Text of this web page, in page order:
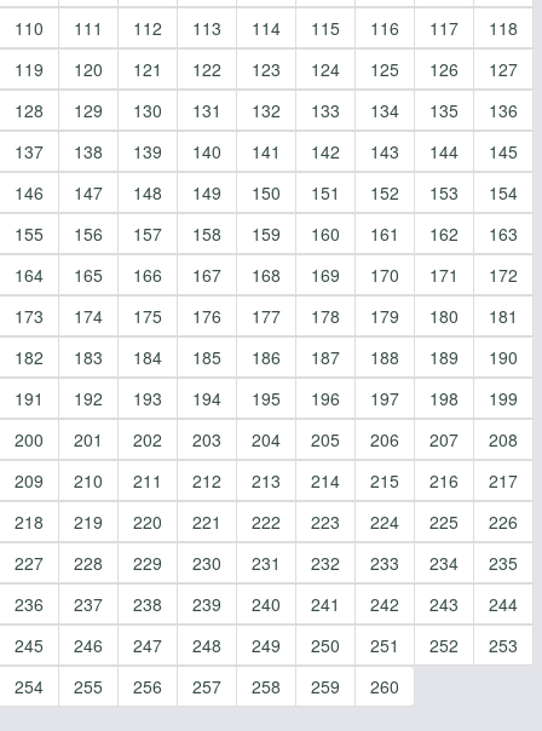
110
111 112 113 114 115 116 117
118
119
120 121 122 123 124 125 126
127
128
129 130 131 132 133 134 135
136
137
138 139 140 141 142 143 144
145
146
147 148 149 150 151 152 153
154
155
156 157 158 159 160 161 162
163
164
165 166 167 168 169 170 171
172
173
174 175 176 177 178 179 180
181
182
183 184 185 186 187 188 189
190
191
192 193 194 195 196 197 198
199
200
201 202 203 204 205 206 207
208
209
210 211 212 213 214 215 216
217
218
219 220 221 222 223 224 225
226
227
228 229 230 231 232 233 234
235
236
237 238 239 240 241 242 243
244
245
246 247 248 249 250 251 252
253
254
255 256 257 258 259 260